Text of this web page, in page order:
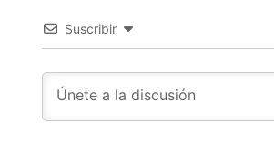
Suscribir